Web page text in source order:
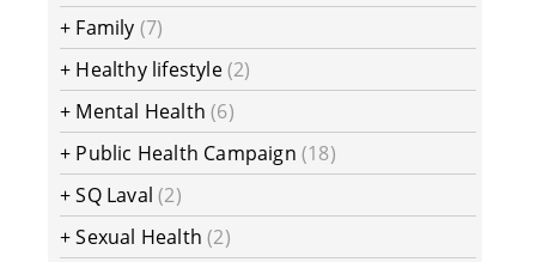
+ Family (7)
+ Healthy lifestyle(2)
+ Mental Health (6)
+ Public Health Campaign (18)
+SQ Laval (2)
+Sexual Health (2)